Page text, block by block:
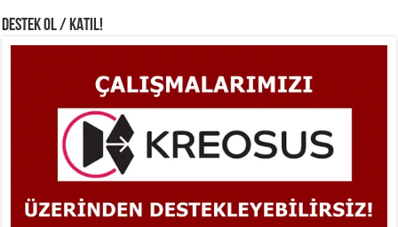
DESTEK OL / KATIL!